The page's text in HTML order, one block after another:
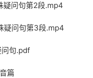
疑问句第2段.mp4
疑问句第3段.mp4
问句.pdf
篇